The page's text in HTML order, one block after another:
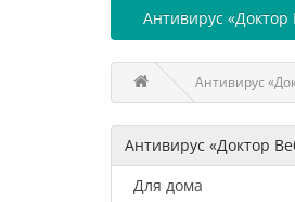
Антивирус «Доктор
Антивирус
Антивирус «Доктор
Для дома